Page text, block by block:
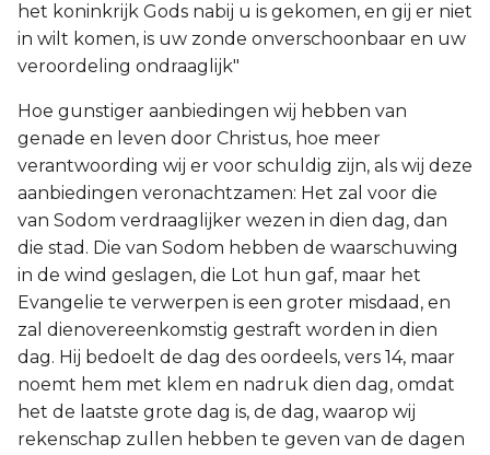
het koninkrijk Gods nabij u is gekomen, en gij er niet
in wilt komen, is uw zonde onverschoonbaar en uw
veroordeling ondraaglijk"
Hoe gunstiger aanbiedingen wij hebben van
genade en leven door Christus, hoe meer
verantwoording wij er voor schuldig zijn, als wij deze
aanbiedingen veronachtzamen: Het zal voor die
van Sodom verdraaglijker wezen in dien dag, dan
die stad. Die van Sodom hebben de waarschuwing
in de wind geslagen, die Lot hun gaf, maar het
Evangelie te verwerpen is een groter misdaad, en
zal dienovereenkomstig gestraft worden in dien
dag. Hij bedoelt de dag des oordeels, vers 14, maar
noemt hem met klem en nadruk dien dag, omdat
het de laatste grote dag is, de dag, waarop wij
rekenschap zullen hebben te geven van de dagen